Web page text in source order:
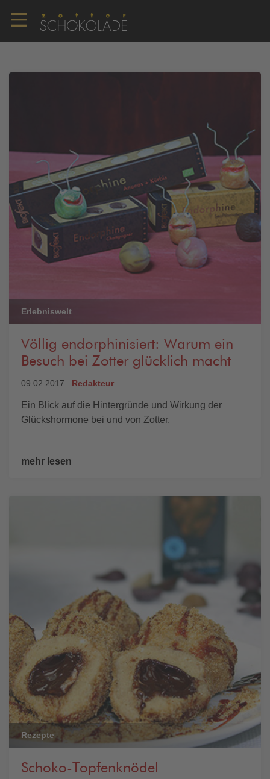
Erlebniswelt
Völlig endorphinisiert: Warum ein
Besuch bei Zotter glücklich macht
09.02.2017 Redakteur
Ein Blick auf die Hintergründe und Wirkung der
Glückshormone bei und von Zotter.
mehr lesen
Rezepte
Schoko-Topfenknödel